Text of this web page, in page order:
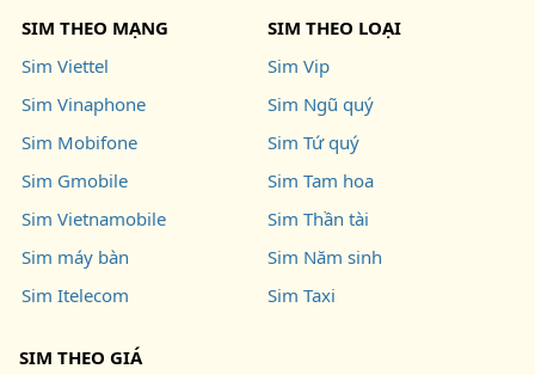
SIM THEO MẠNG
Sim Viettel
Sim Vinaphone
Sim Mobifone
Sim Gmobile
Sim Vietnamobile
Sim máy bàn
Sim Itelecom
SIM THEO LOẠI
Sim Vip
Sim Ngũ quý
Sim Tứ quý
Sim Tam hoa
Sim Thần tài
Sim Năm sinh
Sim Taxi
SIM THEO GIÁ